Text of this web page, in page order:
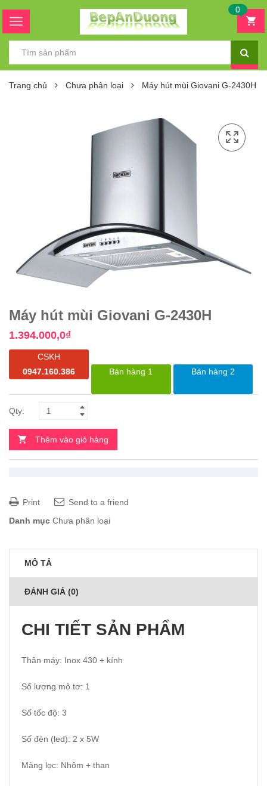
0
Trang chủ Chưa phân loại Máy hút mùi Giovani G-2430H
Máy hút mùi Giovani G-2430H
1.394.000,0₫
CSKH
0947.160.386
Bán hàng 1 Bán hàng 2
Thêm vào giỏ hàng
Print
Send to a friend
Danh mục Chưa phân loại
MÔ TẢ
ĐÁNH GIÁ (0)
CHI TIẾT SẢN PHẨM
Thân máy: Inox 430 + kính
Số lượng mô tơ: 1
Số tốc độ: 3
Số đèn (led): 2 x 5W
Màng lọc: Nhôm + than